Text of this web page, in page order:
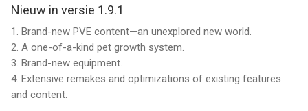
Informatie voor Capybara Go!is het laatst vergeleken op 9 Aug
om 06:49.
Nieuw in versie 1.9.1
1. Brand-new PVE content—an unexplored new world.
2. A one-of-a-kind pet growth system.
3. Brand-new equipment.
4. Extensive remakes and optimizations of existing features
and content.